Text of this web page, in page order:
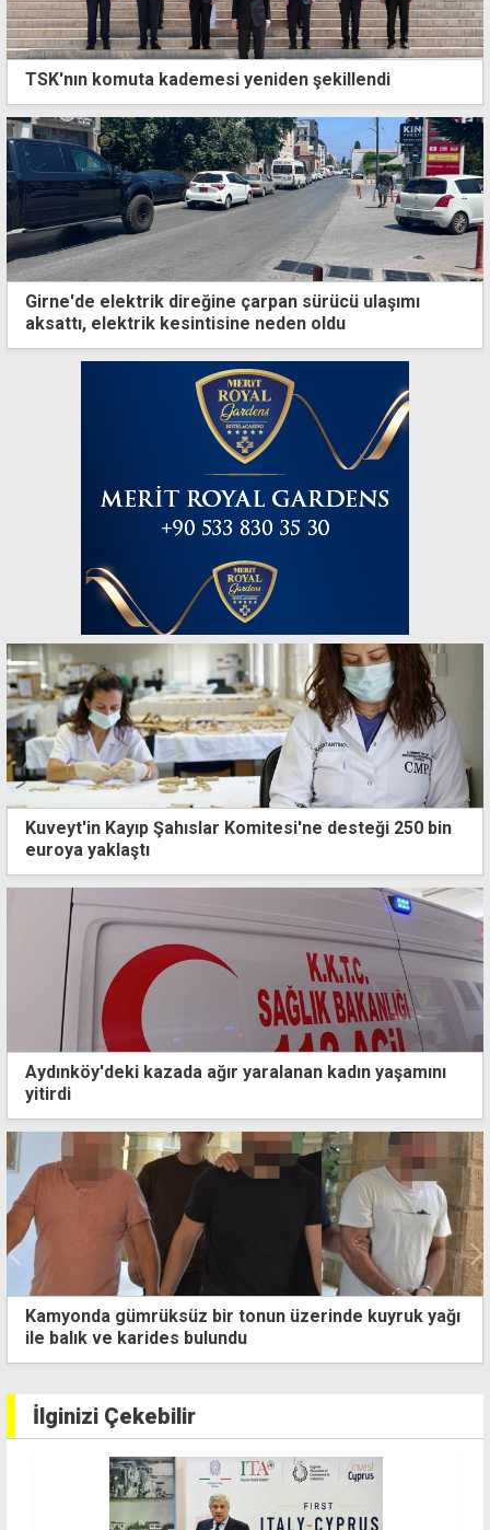
TSK'nın komuta kademesi yeniden şekillendi
Girne'de elektrik direğine çarpan sürücü ulaşımı
aksattı, elektrik kesintisine neden oldu
Kuveyt'in Kayıp Şahıslar Komitesi'ne desteği 250 bin
euroya yaklaştı
Aydınköy'deki kazada ağır yaralanan kadın yaşamını
yitirdi
İncirli'den Guterres ziyareti öncesi federal çözüm
vurgusu
İlginizi Çekebilir